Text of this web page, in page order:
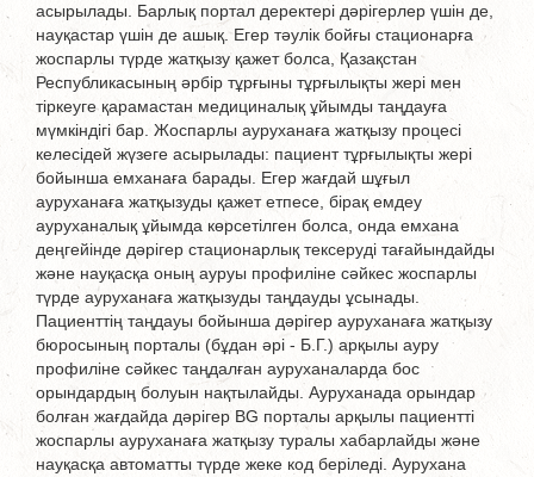
асырылады. Барлық портал деректері дәрігерлер үшін де,
науқастар үшін де ашық. Егер тәулік бойғы стационарға
жоспарлы түрде жатқызу қажет болса, Қазақстан
Республикасының әрбір тұрғыны тұрғылықты жері мен
тіркеуге қарамастан медициналық ұйымды таңдауға
мүмкіндігі бар. Жоспарлы ауруханаға жатқызу процесі
келесідей жүзеге асырылады: пациент тұрғылықты жері
бойынша емханаға барады. Егер жағдай шұғыл
ауруханаға жатқызуды қажет етпесе, бірақ емдеу
ауруханалық ұйымда көрсетілген болса, онда емхана
деңгейінде дәрігер стационарлық тексеруді тағайындайды
және науқасқа оның ауруы профиліне сәйкес жоспарлы
түрде ауруханаға жатқызуды таңдауды ұсынады.
Пациенттің таңдауы бойынша дәрігер ауруханаға жатқызу
бюросының порталы (бұдан әрі - Б.Г.) арқылы ауру
профиліне сәйкес таңдалған ауруханаларда бос
орындардың болуын нақтылайды. Ауруханада орындар
болған жағдайда дәрігер BG порталы арқылы пациентті
жоспарлы ауруханаға жатқызу туралы хабарлайды және
науқасқа автоматты түрде жеке код беріледі. Аурухана